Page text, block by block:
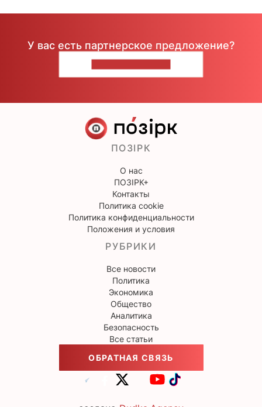
У вас есть партнерское предложение?
ПОЗІРК
О нас
ПОЗІРК+
Контакты
Политика cookie
Политика конфиденциальности
Положения и условия
РУБРИКИ
Все новости
Политика
Экономика
Общество
Аналитика
Безопасность
Все статьи
ОБРАТНАЯ СВЯЗЬ